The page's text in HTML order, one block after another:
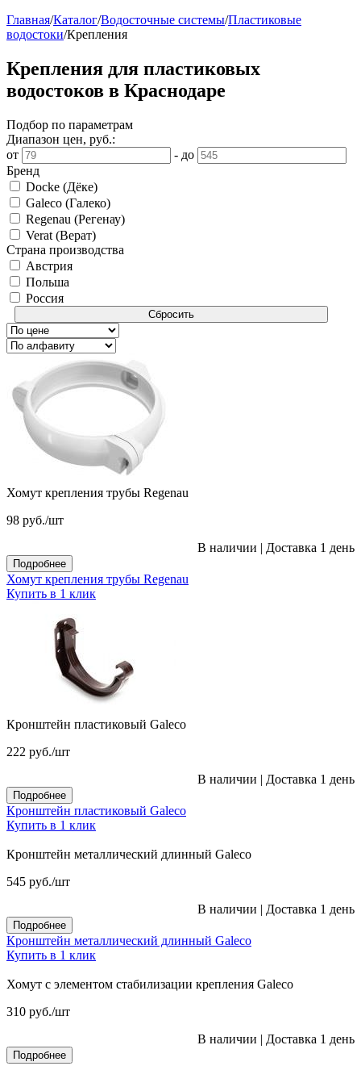
Главная/Каталог/Водосточные системы/Пластиковые
водостоки/Крепления
Крепления для пластиковых
водостоков в Краснодаре
Подбор по параметрам
Диапазон цен, руб.:
от
- до
Бренд
Docke (Дёке)
Galeco (Галеко)
Regenau (Регенау)
Verat (Верат)
Страна производства
Австрия
Польша
Россия
Сбросить
Хомут крепления трубы Regenau
98 руб./шт
В наличии | Доставка 1 день
Подробнее
Хомут крепления трубы Regenau
Купить в 1 клик
Кронштейн пластиковый Galeco
222 руб./шт
В наличии | Доставка 1 день
Подробнее
Кронштейн пластиковый Galeco
Купить в 1 клик
Кронштейн металлический длинный Galeco
545 руб./шт
В наличии | Доставка 1 день
Подробнее
Кронштейн металлический длинный Galeco
Купить в 1 клик
Хомут с элементом стабилизации крепления Galeco
310 руб./шт
В наличии | Доставка 1 день
Подробнее